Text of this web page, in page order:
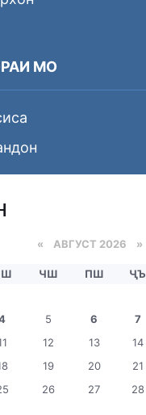
МО
« АВГУСТ 2026 »
ЧШ ПШ ҶЪ
5 6 7
12 13 14
19 20 21
26 27 28